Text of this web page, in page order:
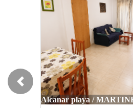
Alcanar playa /
Previous